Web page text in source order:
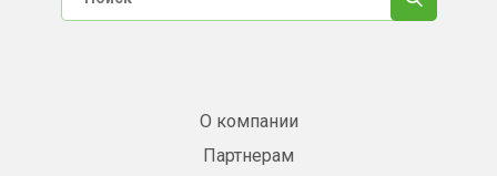
О компании
Партнерам